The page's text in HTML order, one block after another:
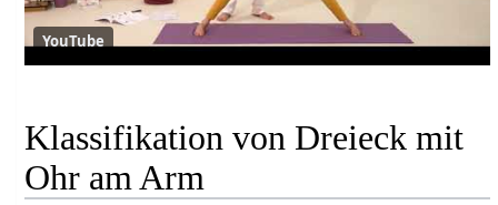
YouTube
Klassifikation von Dreieck mit
Ohr am Arm